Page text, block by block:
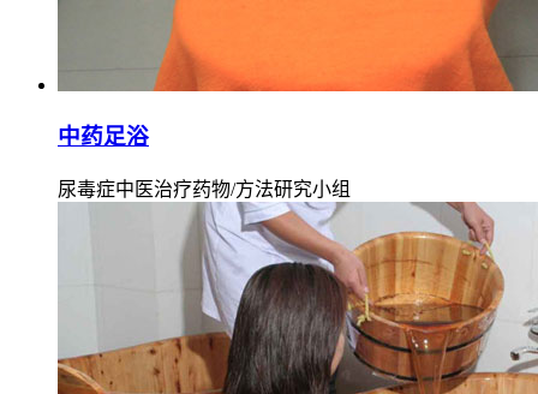
中药足浴
尿毒症中医治疗药物/方法研究小组